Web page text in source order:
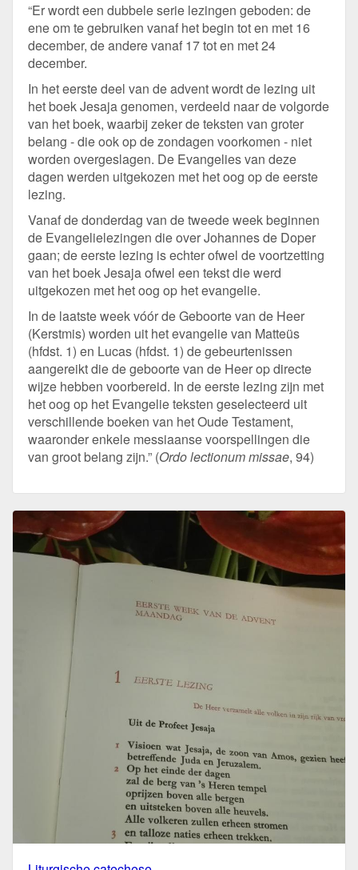
“Er wordt een dubbele serie lezingen geboden: de
ene om te gebruiken vanaf het begin tot en met 16
december, de andere vanaf 17 tot en met 24
december.
In het eerste deel van de advent wordt de lezing uit
het boek Jesaja genomen, verdeeld naar de volgorde
van het boek, waarbij zeker de teksten van groter
belang - die ook op de zondagen voorkomen - niet
worden overgeslagen. De Evangelies van deze
dagen werden uitgekozen met het oog op de eerste
lezing.
Vanaf de donderdag van de tweede week beginnen
de Evangelielezingen die over Johannes de Doper
gaan; de eerste lezing is echter ofwel de voortzetting
van het boek Jesaja ofwel een tekst die werd
uitgekozen met het oog op het evangelie.
In de laatste week vóór de Geboorte van de Heer
(Kerstmis) worden uit het evangelie van Matteüs
(hfdst. 1) en Lucas (hfdst. 1) de gebeurtenissen
aangereikt die de geboorte van de Heer op directe
wijze hebben voorbereid. In de eerste lezing zijn met
het oog op het Evangelie teksten geselecteerd uit
verschillende boeken van het Oude Testament,
waaronder enkele messiaanse voorspellingen die
van groot belang zijn.” (Ordo lectionum missae, 94)